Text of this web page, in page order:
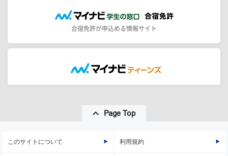
合宿免許が申込める情報サイト
Page Top
このサイトについて 利用規約